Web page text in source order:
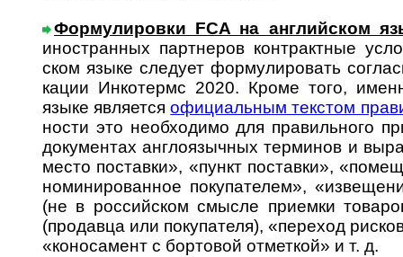
Формулировки FCA на английском
ино­ст­ран­ных парт­не­ров кон­т­ракт­ные
ском языке сле­дует форму­лиро­вать
кации Инко­термс 2020. Кроме того,
языке явля­етсяофици­аль­ным тек­стом
ности это необхо­димо для правиль­ного
доку­ментах англо­языч­ных тер­минов и
место поста­вки», «пункт поста­вки»,
номини­рован­ное поку­пате­лем»,
(не в рос­сий­ском смысле при­емки
(про­да­вца или поку­па­теля), «пере­ход
«коно­самент с борто­вой отмет­кой» и т. д.